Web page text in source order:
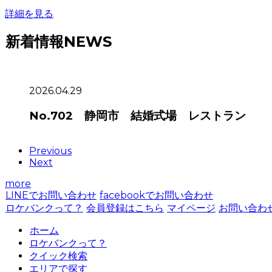
詳細を見る
新着情報NEWS
2026.04.29
No.702 静岡市 結婚式場 レストラン
Previous
Next
more
LINEでお問い合わせ facebookでお問い合わせ
ロケバンクって？ 会員登録はこちら マイページ お問い合わ
ホーム
ロケバンクって？
クイック検索
エリアで探す